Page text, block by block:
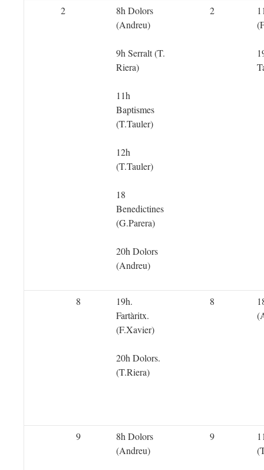
2
8h Dolors
(Andreu)
9h Serralt (T.
Riera)
11h
Baptismes
(T.Tauler)
12h
(T.Tauler)
18
Benedictines
(G.Parera)
20h Dolors
(Andreu)
2
8
19h.
Fartàritx.
(F.Xavier)
20h Dolors.
(T.Riera)
8
9
8h Dolors
(Andreu)
9